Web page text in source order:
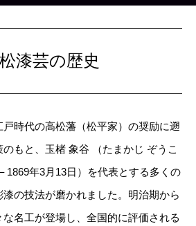
漆芸の歴史
時代の高松藩（松平家）の奨励に遡
もと、玉楮 象谷 （たまかじ ぞうこ
1869年3月13日）を代表とする多くの
の技法が磨かれました。明治期から
名工が登場し、全国的に評価される